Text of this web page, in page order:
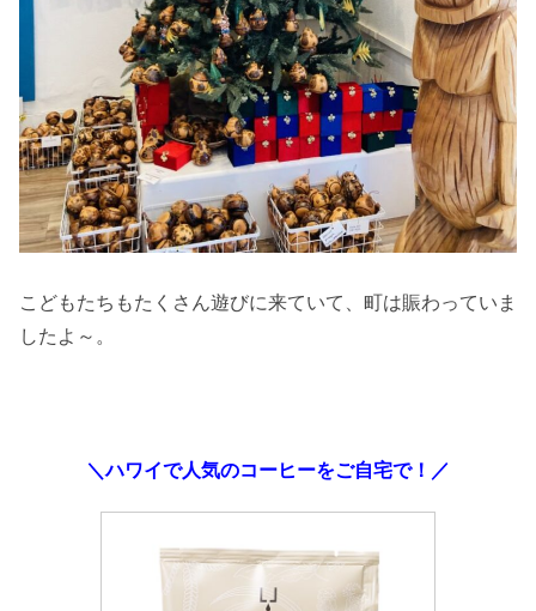
こどもたちもたくさん遊びに来ていて、町は賑わっていま
したよ～。
＼ハワイで人気のコーヒーをご自宅で！／